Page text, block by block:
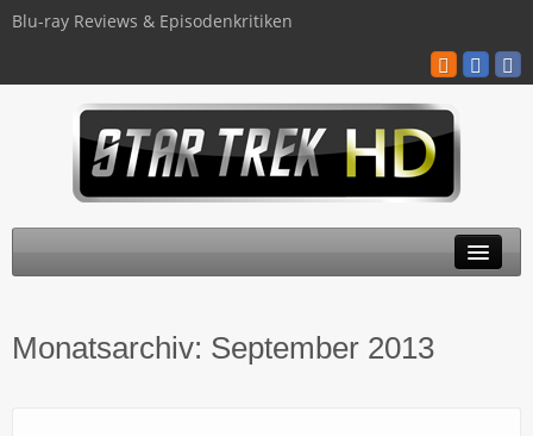
Blu-ray Reviews & Episodenkritiken
TNG
Monatsarchiv: September 2013